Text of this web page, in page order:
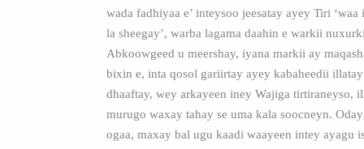
wada fadhiyaa e’ inteysoo jeesatay ayey Tiri ‘waa
la sheegay’, warba lagama daahin e warkii
Abkoowgeed u meershay, iyana markii ay
bixin e, inta qosol gariirtay ayey kabaheedii
dhaaftay, wey arkayeen iney Wajiga tirtiraneyso,
murugo waxay tahay se uma kala soocneyn.
ogaa, maxay bal ugu kaadi waayeen intey ayagu